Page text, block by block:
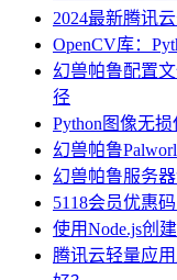
2024最新腾讯
OpenCV库：
幻兽帕鲁配置
径
Python图像无
幻兽帕鲁
幻兽帕鲁服务
5118会员优惠
使用Node.js创
腾讯云轻量应